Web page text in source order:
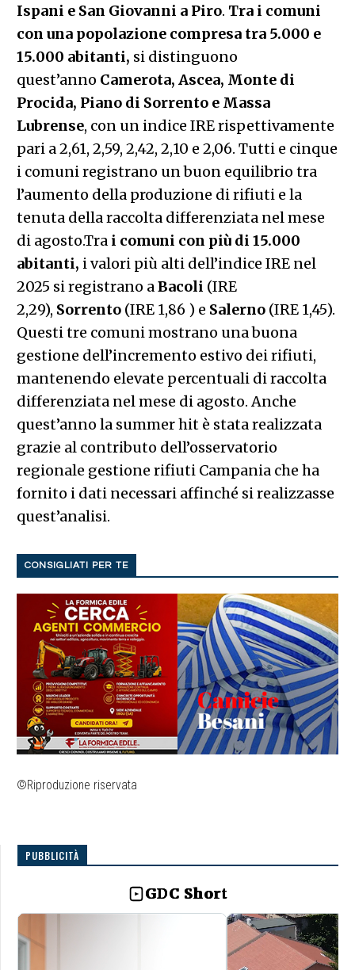
Ispani e San Giovanni a Piro. Tra i comuni
con una popolazione compresa tra 5.000 e
15.000 abitanti, si distinguono
quest’anno Camerota, Ascea, Monte di
Procida, Piano di Sorrento e Massa
Lubrense, con un indice IRE rispettivamente
pari a 2,61, 2,59, 2,42, 2,10 e 2,06. Tutti e cinque
i comuni registrano un buon equilibrio tra
l’aumento della produzione di rifiuti e la
tenuta della raccolta differenziata nel mese
di agosto.Tra i comuni con più di 15.000
abitanti, i valori più alti dell’indice IRE nel
2025 si registrano aBacoli (IRE
2,29), Sorrento(IRE 1,86 ) e Salerno(IRE 1,45).
Questi tre comuni mostrano una buona
gestione dell’incremento estivo dei rifiuti,
mantenendo elevate percentuali di raccolta
differenziata nel mese di agosto. Anche
quest’anno la summer hit è stata realizzata
grazie al contributo dell’osservatorio
regionale gestione rifiuti Campania che ha
fornito i dati necessari affinché si realizzasse
quest’analisi.
CONSIGLIATI PER TE
©Riproduzione riservata
PUBBLICITÀ
GDC Short